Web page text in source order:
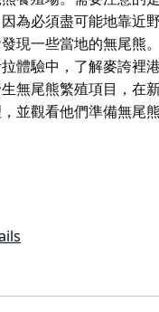
為必須盡可能地靠近
現一些當地的無尾熊
體驗中，了解麥誇裡
無尾熊繁殖項目，在
並觀看他們準備無尾
新開放。
們實現了在考瓦拉州
處附近）建立野生無
中心被命名為
）。